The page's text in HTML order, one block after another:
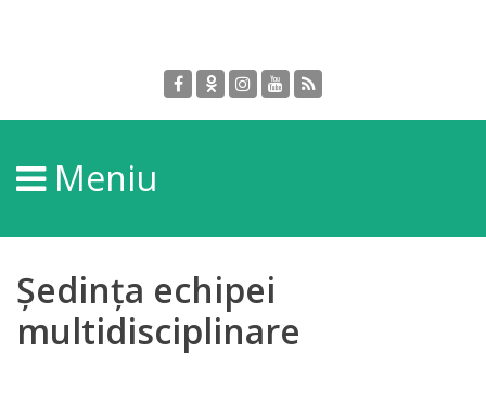
DGPDC
Informații
despre
DGPDC
Subdiviziuni/Servicii
Meniu
Ședința echipei
multidisciplinare